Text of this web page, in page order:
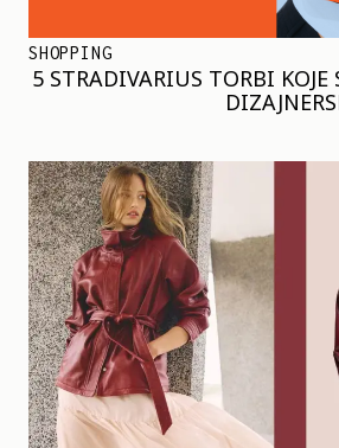
SHOPPING
5 STRADIVARIUS TORBI